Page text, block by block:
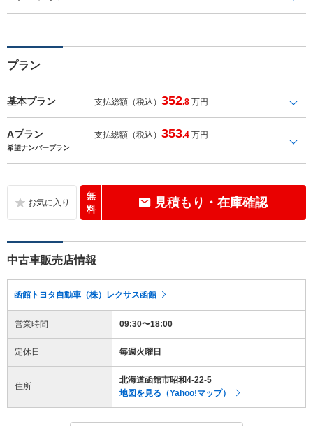
プラン
基本プラン 支払総額（税込）352.8 万円
Aプラン 支払総額（税込）353.4 万円
希望ナンバープラン
無
料
見積もり・在庫確認
中古車販売店情報
函館トヨタ自動車（株）レクサス函館
営業時間 09:30〜18:00
定休日 毎週火曜日
住所
北海道函館市昭和4-22-5
地図を見る（Yahoo!マップ）